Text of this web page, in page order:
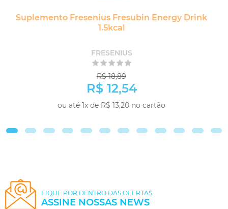
Suplemento Fresenius Fresubin Energy Drink
1.5kcal
FRESENIUS
R$ 18,89
R$ 12,54
ou até 1x de R$ 13,20 no cartão
FIQUE POR DENTRO DAS OFERTAS
ASSINE NOSSAS NEWS